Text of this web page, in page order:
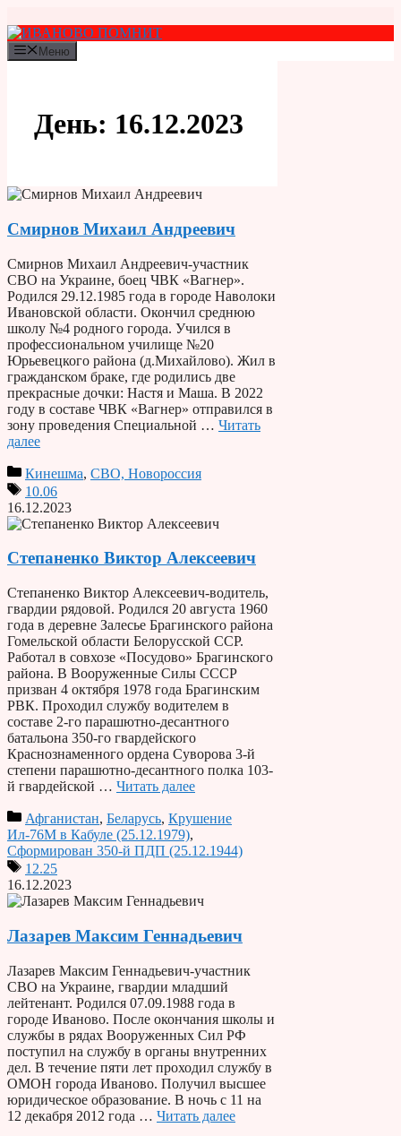
к
содержимому
Меню
День: 16.12.2023
Смирнов Михаил Андреевич
Смирнов Михаил Андреевич-участник
СВО на Украине, боец ЧВК «Вагнер».
Родился 29.12.1985 года в городе Наволоки
Ивановской области. Окончил среднюю
школу №4 родного города. Учился в
профессиональном училище №20
Юрьевецкого района (д.Михайлово). Жил в
гражданском браке, где родились две
прекрасные дочки: Настя и Маша. В 2022
году в составе ЧВК «Вагнер» отправился в
зону проведения Специальной … Читать
далее
Кинешма, СВО, Новороссия
10.06
16.12.2023
Степаненко Виктор Алексеевич
Степаненко Виктор Алексеевич-водитель,
гвардии рядовой. Родился 20 августа 1960
года в деревне Залесье Брагинского района
Гомельской области Белорусской ССР.
Работал в совхозе «Посудово» Брагинского
района. В Вооруженные Силы СССР
призван 4 октября 1978 года Брагинским
РВК. Проходил службу водителем в
составе 2-го парашютно-десантного
батальона 350-го гвардейского
Краснознаменного ордена Суворова 3-й
степени парашютно-десантного полка 103-
й гвардейской … Читать далее
Афганистан, Беларусь, Крушение
Ил-76М в Кабуле (25.12.1979),
Сформирован 350-й ПДП (25.12.1944)
12.25
16.12.2023
Лазарев Максим Геннадьевич
Лазарев Максим Геннадьевич-участник
СВО на Украине, гвардии младший
лейтенант. Родился 07.09.1988 года в
городе Иваново. После окончания школы и
службы в рядах Вооруженных Сил РФ
поступил на службу в органы внутренних
дел. В течение пяти лет проходил службу в
ОМОН города Иваново. Получил высшее
юридическое образование. В ночь с 11 на
12 декабря 2012 года … Читать далее